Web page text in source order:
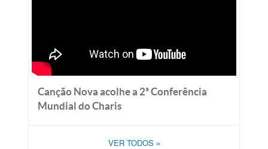
Canção Nova acolhe a 2ª Conferência
Mundial do Charis
VER TODOS »